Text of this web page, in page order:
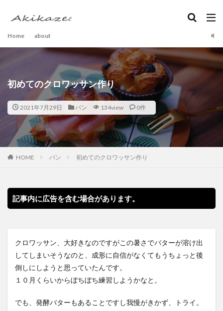
Home about
初めてのクロワッサン作り
2021年7月29日 パン 134view 0件
HOME パン 初めてのクロワッサン作り
記事内に広告を含む場合があります。
クロワッサン、大好きなのですがこの暑さでバターが溶け出
してしまいそうなのと、成形に自信がなくてもうちょっと後
倒しにしようと思っていたんです。
１０月くらいからぼちぼち練習しようかなと。
でも、発酵バターもあることですし我慢がきかず、トライ。